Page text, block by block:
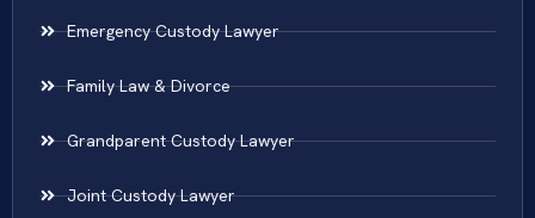
Emergency Custody Lawyer
Family Law & Divorce
Grandparent Custody Lawyer
Joint Custody Lawyer